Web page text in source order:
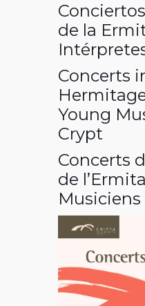
de la
Concerts
Young
Crypt
Concerts
de
Musiciens